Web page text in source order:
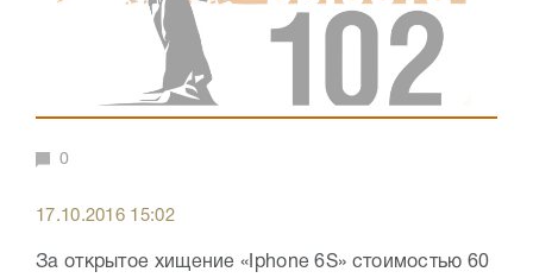
0
17.10.2016 15:02
За открытое хищение «Iphone 6S» стоимостью 60